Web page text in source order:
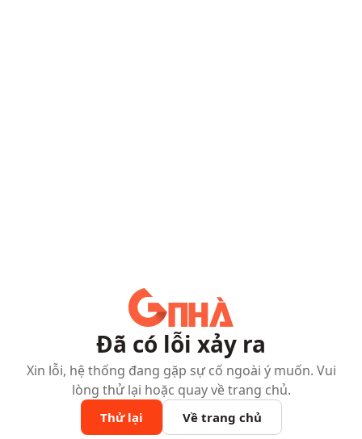
Đã có lỗi xảy ra
Xin lỗi, hệ thống đang gặp sự cố ngoài ý muốn. Vui
lòng thử lại hoặc quay về trang chủ.
Thử lại Về trang chủ